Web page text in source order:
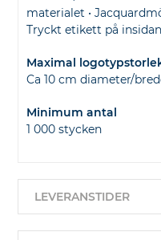
materialet •
Tryckt etikett på insidan
Maximal
Ca 10 cm diameter/
Minimum antal
1 000 stycken
LEVERANSTIDER